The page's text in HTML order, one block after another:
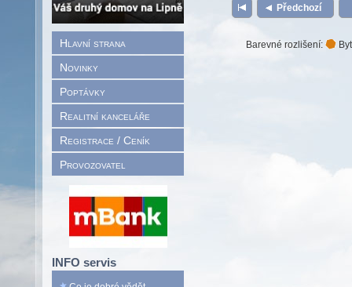
Hlavní strana
Novinky
Poptávky
Realitní kanceláře
Registrace / Ceník
Provozovatel
INFO servis
Předchozí
Barevné rozlišení: